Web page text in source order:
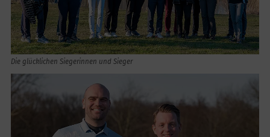
Die glücklichen Siegerinnen und Sieger